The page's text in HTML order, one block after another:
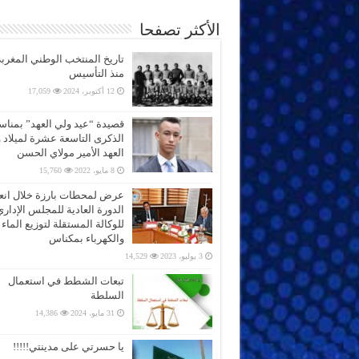
الأكثر تصفحا
تاريخ المنتخب الوطني
منذ التأسيس
12 أكتوبر، 2024 17,059
قصيدة “عيد ولي العهد”
الذكرى التاسعة عشرة
العهد الأمير مولاي الحسن
8 مايو، 2022 15,760
عرض لمحطات بارزة خلال
الدورة العادية للمجلس
للوكالة المستقلة لتوزيع الماء
والكهرباء بمكناس
3 يوليو، 2023 14,529
تبعات الشطط في استعمال
السلطة
31 مايو، 2024 14,386
يا حسرتي على مدينتي!!!!!